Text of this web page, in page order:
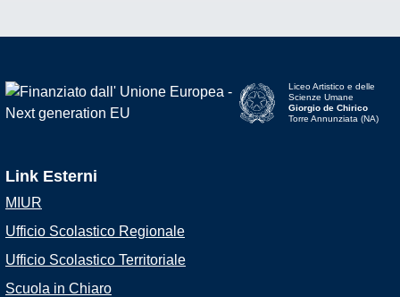
Liceo Artistico e delle
Scienze Umane
Giorgio de Chirico
Torre Annunziata (NA)
Link Esterni
MIUR
Ufficio Scolastico Regionale
Ufficio Scolastico Territoriale
Scuola in Chiaro